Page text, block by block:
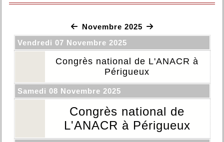
Novembre 2025
Vendredi 07 Novembre 2025
Congrès national de L'ANACR à
Périgueux
Samedi 08 Novembre 2025
Congrès national de
L'ANACR à Périgueux